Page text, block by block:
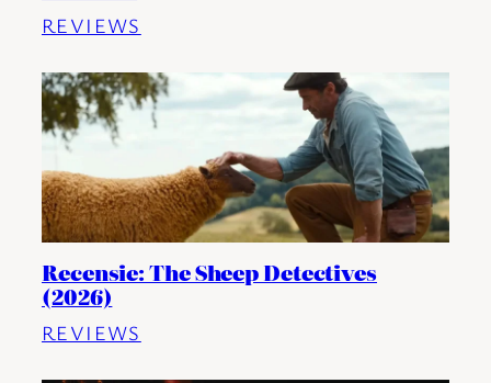
REVIEWS
Recensie: The Sheep Detectives
(2026)
REVIEWS